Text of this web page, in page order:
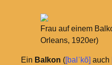
Frau auf einem
Orleans, 1920er)
Ein Balkon ([balˈkõ] auch